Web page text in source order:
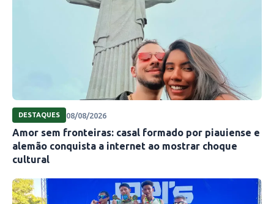
DESTAQUES 08/08/2026
Amor sem fronteiras: casal formado por piauiense e
alemão conquista a internet ao mostrar choque
cultural